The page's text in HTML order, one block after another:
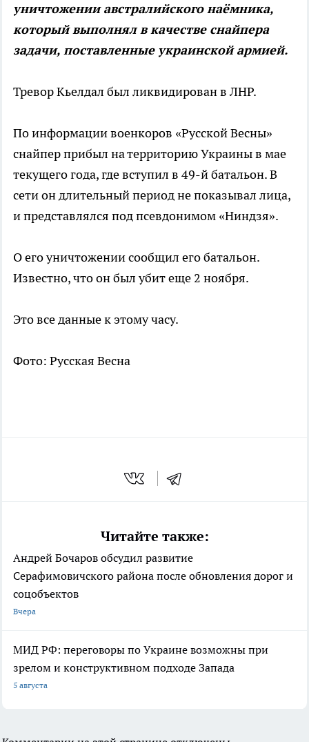
уничтожении австралийского наёмника,
который выполнял в качестве снайпера
задачи, поставленные украинской армией.
Тревор Кьелдал был ликвидирован в ЛНР.
По информации военкоров «Русской Весны»
снайпер прибыл на территорию Украины в мае
текущего года, где вступил в 49-й батальон. В
сети он длительный период не показывал лица,
и представлялся под псевдонимом «Ниндзя».
О его уничтожении сообщил его батальон.
Известно, что он был убит еще 2 ноября.
Это все данные к этому часу.
Фото: Русская Весна
Читайте также:
Андрей Бочаров обсудил развитие
Серафимовичского района после обновления дорог и
соцобъектов
Вчера
МИД РФ: переговоры по Украине возможны при
зрелом и конструктивном подходе Запада
5 августа